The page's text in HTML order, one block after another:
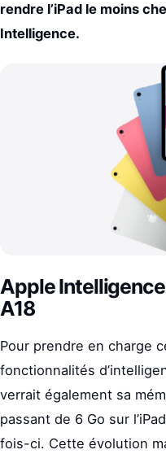
rendre l’iPad le moins
Intelligence.
Apple
A18
Pour prendre en charge
fonctionnalités
verrait également sa
passant de 6 Go sur
fois-ci. Cette évolution